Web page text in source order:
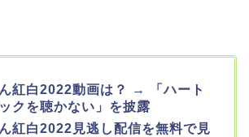
紅白2022動画は？ → 「ハート
クを聴かない」を披露
紅白2022見逃し配信を無料で見